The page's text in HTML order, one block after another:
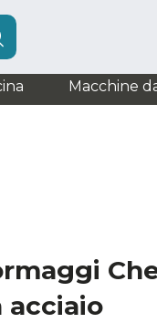
Macchine
acciaio